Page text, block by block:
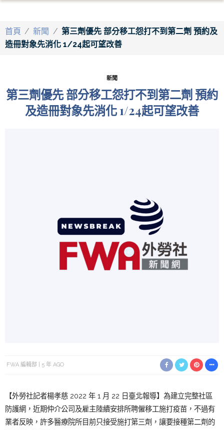
首頁 / 新聞 / 第三劑優先 部分移工怨打不到第二劑 預約及
造冊對象先消化 1/24起可望改善
新聞
第三劑優先 部分移工怨打不到第二劑 預約
及造冊對象先消化 1/24起可望改善
FWA 編輯部 5 年 AGO
【外勞社記者楊孝慈 2022 年 1 月 22 日臺北報導】為建立完整社區
防護網，近期仲介公司及雇主陸續安排所聘僱移工施打疫苗，不過有
業者反映，許多醫療院所目前只接受施打第三劑，讓要接種第二劑的